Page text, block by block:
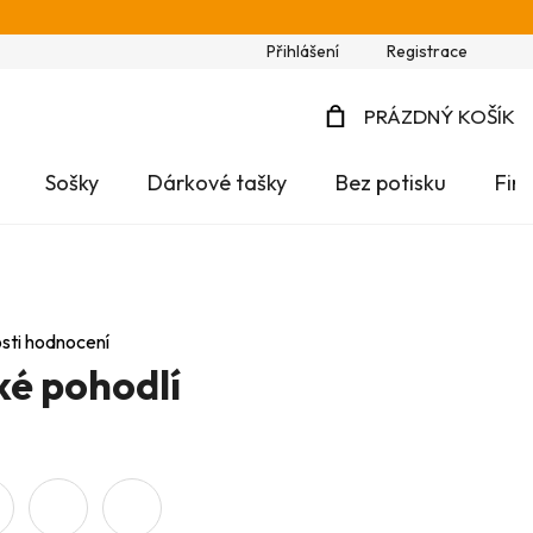
Přihlášení Registrace
PRÁZDNÝ KOŠÍK
Sošky Dárkové tašky Bez potisku
hodnocení
pohodlí